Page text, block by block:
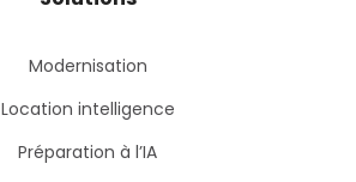
Modernisation
Location intelligence
Préparation à l’IA